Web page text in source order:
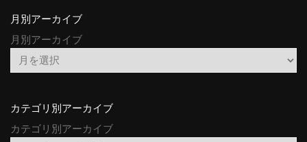
月別アーカイブ
月別アーカイブ
カテゴリ別アーカイブ
カテゴリ別アーカイブ